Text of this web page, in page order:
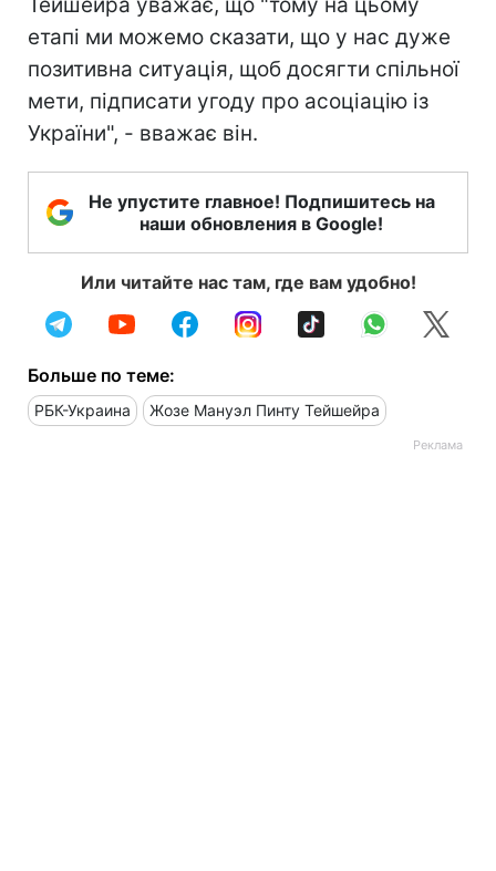
етапі ми можемо сказати, що у нас дуже
позитивна ситуація, щоб досягти спільної
мети, підписати угоду про асоціацію із
України", - вважає він.
Не упустите главное! Подпишитесь на
наши обновления в Google!
Или читайте нас там, где вам удобно!
Больше по теме:
РБК-Украина Жозе Мануэл Пинту Тейшейра